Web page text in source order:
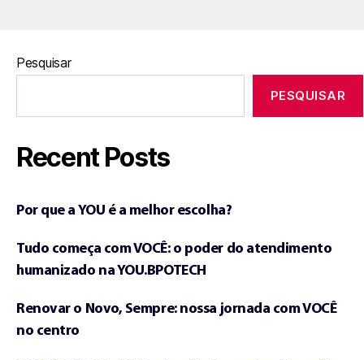
Pesquisar
PESQUISAR
Recent Posts
Por que a YOU é a melhor escolha?
Tudo começa com VOCÊ: o poder do atendimento
humanizado na YOU.BPOTECH
Renovar o Novo, Sempre: nossa jornada com VOCÊ
no centro